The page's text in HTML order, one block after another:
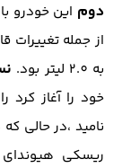
دوم این خودرو
به 2.0 لیتر بود.
خود را آغاز کرد
نامید ،در حالی
ریسکی